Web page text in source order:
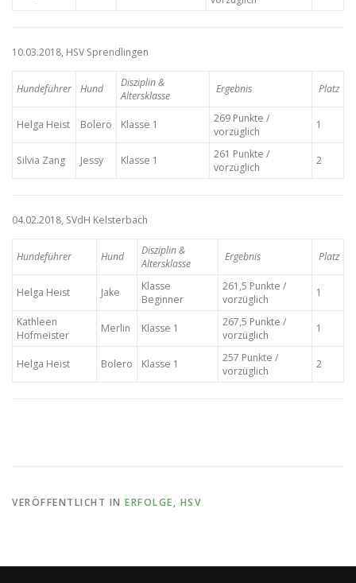
10.03.2018, HSV Sprendlingen
Hundeführer Hund
Disziplin &
Altersklasse
Ergebnis Platz
Helga Heist Bolero Klasse 1
269 Punkte /
vorzüglich
1
Silvia Zang Jessy Klasse 1
261 Punkte /
vorzüglich
2
04.02.2018, SVdH Kelsterbach
Hundeführer Hund
Disziplin &
Altersklasse
Ergebnis Platz
Helga Heist Jake
Klasse
Beginner
261,5 Punkte /
vorzüglich
1
Kathleen
Hofmeister
Merlin Klasse 1
267,5 Punkte /
vorzüglich
1
Helga Heist Bolero Klasse 1
257 Punkte /
vorzüglich
2
VERÖFFENTLICHT IN ERFOLGE, HSV